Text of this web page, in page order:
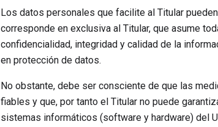
Los datos personales que facilite al Titular
corresponde en exclusiva al Titular, que asume
confidencialidad, integridad y calidad de la
en protección de datos.
No obstante, debe ser consciente de que las
fiables y que, por tanto el Titular no puede
sistemas informáticos (software y hardware) del